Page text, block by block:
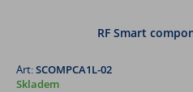
RF Smart
Art:SCOMPCA1L-02
Skladem